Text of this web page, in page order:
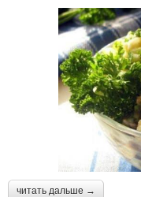
читать дальше →